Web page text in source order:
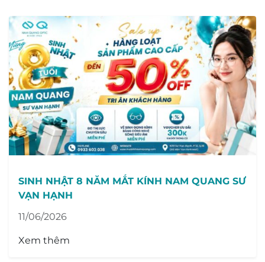
SINH NHẬT 8 NĂM MẮT KÍNH NAM QUANG SƯ
VẠN HẠNH
11/06/2026
Xem thêm